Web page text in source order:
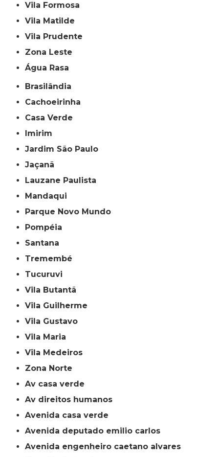
Vila Formosa
Vila Matilde
Vila Prudente
Zona Leste
Água Rasa
Brasilândia
Cachoeirinha
Casa Verde
Imirim
Jardim São Paulo
Jaçanã
Lauzane Paulista
Mandaqui
Parque Novo Mundo
Pompéia
Santana
Tremembé
Tucuruvi
Vila Butantã
Vila Guilherme
Vila Gustavo
Vila Maria
Vila Medeiros
Zona Norte
av casa verde
av direitos humanos
avenida casa verde
avenida deputado emilio carlos
avenida engenheiro caetano alvares